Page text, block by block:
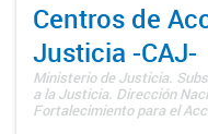
Centros de
Justicia -CAJ-
Ministerio de Justicia.
a la Justicia. Dirección
Fortalecimiento para el